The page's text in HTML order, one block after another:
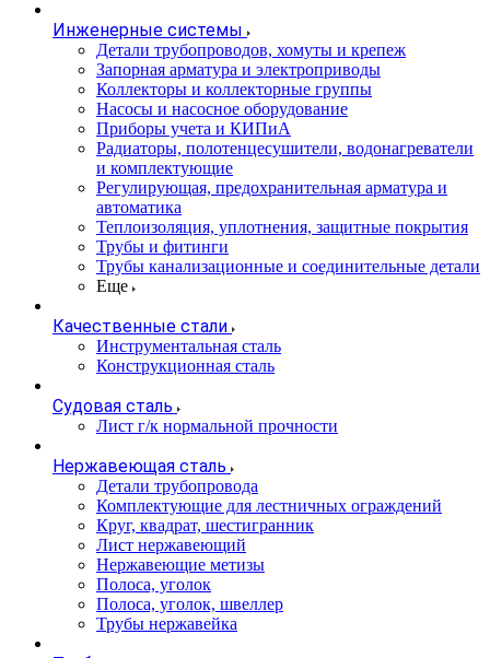
Инженерные системы
Детали трубопроводов, хомуты и крепеж
Запорная арматура и электроприводы
Коллекторы и коллекторные группы
Насосы и насосное оборудование
Приборы учета и КИПиА
Радиаторы, полотенцесушители, водонагреватели
и комплектующие
Регулирующая, предохранительная арматура и
автоматика
Теплоизоляция, уплотнения, защитные покрытия
Трубы и фитинги
Трубы канализационные и соединительные детали
Еще
Качественные стали
Инструментальная сталь
Конструкционная сталь
Судовая сталь
Лист г/к нормальной прочности
Нержавеющая сталь
Детали трубопровода
Комплектующие для лестничных ограждений
Круг, квадрат, шестигранник
Лист нержавеющий
Нержавеющие метизы
Полоса, уголок
Полоса, уголок, швеллер
Трубы нержавейка